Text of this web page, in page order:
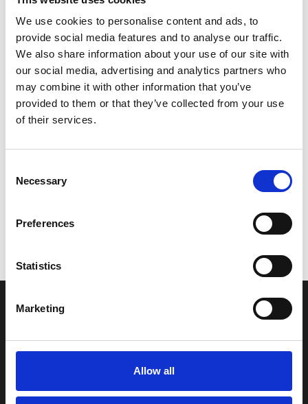
We use cookies to personalise content and ads, to
provide social media features and to analyse our traffic.
We also share information about your use of our site with
our social media, advertising and analytics partners who
may combine it with other information that you’ve
provided to them or that they’ve collected from your use
of their services.
Selection
Necessary
Preferences
Statistics
Marketing
Allow all
Leveringstid er 5-6 dag(e)
Model/varenr.: F0VU418W0100
104,13 DKK
Vi oplever i øjeblikket store og hyppige prisændringer i markedet.
leveres, eller hvor prisen afviger fra det viste. Vi kontakter dig
naturligvis, hvis dette er tilfældet.
INFORMATIONER